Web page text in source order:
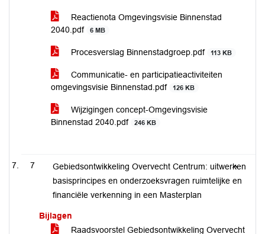
Reactienota Omgevingsvisie Binnenstad
2040.pdf
6 MB
Procesverslag Binnenstadgroep.pdf 113 KB
Communicatie- en participatieactiviteiten
omgevingsvisie Binnenstad.pdf
126 KB
Wijzigingen concept-Omgevingsvisie
Binnenstad 2040.pdf
246 KB
7
Gebiedsontwikkeling Overvecht Centrum: uitwerken
basisprincipes en onderzoeksvragen ruimtelijke en
financiële verkenning in een Masterplan
Bijlagen
Raadsvoorstel Gebiedsontwikkeling Overvecht